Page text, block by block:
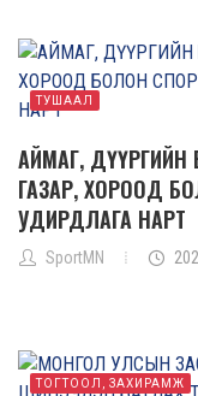
ТУШААЛ
АЙМАГ, ДҮҮРГИЙН
ГАЗАР, ХОРООД
УДИРДЛАГА НАРТ
SportMN
ТОГТООЛ, ЗАХИРАМЖ